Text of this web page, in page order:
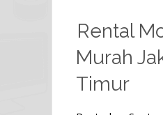
Rental
Murah
Timur